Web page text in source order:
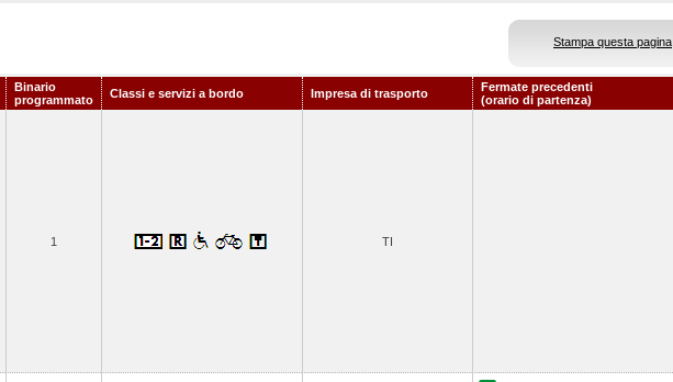
Stampa questa pagina
Binario
programmato
Classi e servizi a bordo Impresa di trasporto
Fermate precedenti
(orario di partenza)
1 TI